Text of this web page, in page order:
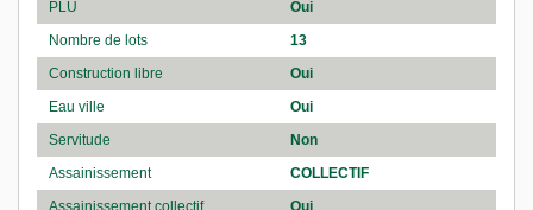
PLU
Oui
Nombre de lots
13
Construction libre
Oui
Eau ville
Oui
Servitude
Non
Assainissement
COLLECTIF
Assainissement collectif
Oui